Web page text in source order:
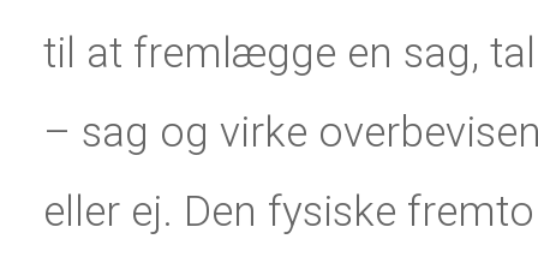
til at fremlægge en sag,
– sag og virke
eller ej. Den fysiske